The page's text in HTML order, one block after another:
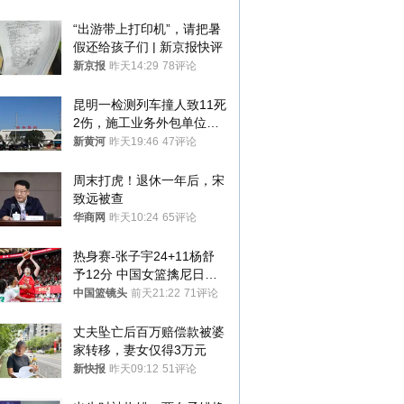
“出游带上打印机”，请把暑
假还给孩子们 | 新京报快评
新京报 昨天14:29 78评论
昆明一检测列车撞人致11死
2伤，施工业务外包单位被
罚1.5万元，国铁昆明局被
新黄河 昨天19:46 47评论
周末打虎！退休一年后，宋
致远被查
华商网 昨天10:24 65评论
热身赛-张子宇24+11杨舒
予12分 中国女篮擒尼日利
亚
中国篮镜头 前天21:22 71评论
丈夫坠亡后百万赔偿款被婆
家转移，妻女仅得3万元
新快报 昨天09:12 51评论